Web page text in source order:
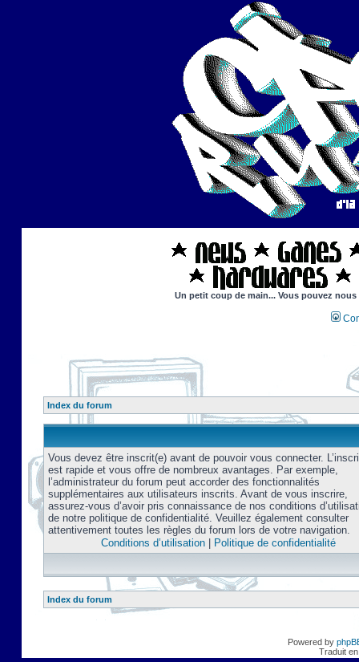
Un petit coup de main... Vous pouvez
Index du forum
Vous devez être inscrit(e) avant de pouvoir vous connecter.
est rapide et vous offre de nombreux avantages. Par exemple,
l’administrateur du forum peut accorder des fonctionnalités
supplémentaires aux utilisateurs inscrits. Avant de vous inscrire,
assurez-vous d’avoir pris connaissance de nos conditions
de notre politique de confidentialité. Veuillez également consulter
attentivement toutes les règles du forum lors de votre navigation.
Conditions d’utilisation| Politique de confidentialité
Index du forum
Powered by
Traduit